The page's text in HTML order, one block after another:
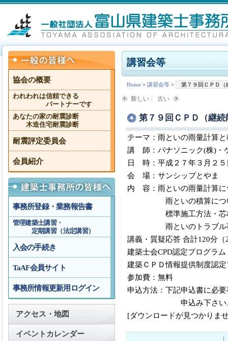
講習会等
Home > 講習会等 > 第７９回ＣＰＤ（
新しい 古い
第７９回ＣＰＤ（継
テーマ：雨といの雨量計算
講 師：パナソニック(株)・
日 時：平成２７年３月２５
会 場：サンシップとやま
内 容：雨といの雨量計算に
雨といの積算につ
標準施工方法・芯材
雨といのトラブル事
講義・質疑応答 合計120分（
建築士会CPD認定プログラム
建築ＣＰＤ情報提供制度認
参加費：無料
申込方法：下記申込書に必
申込み下さい
[ダウンロードが見つかりま
協会の概要
われわれは信頼できる
パートナーです
あなたの家の耐震診断
木造住宅耐震診断
耐震評定委員会
会員紹介
事務所登録・業務報告書
管理建築士講習・
定期講習（法定講習）
入会の手続き
TaAF会員サイト
事務所情報更新用ログイン
アクセス・地図
イベントカレンダー